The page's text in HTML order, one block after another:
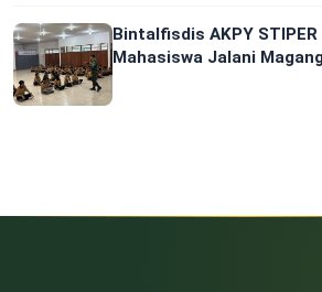
Bintalfisdis AKPY
Mahasiswa Jalani